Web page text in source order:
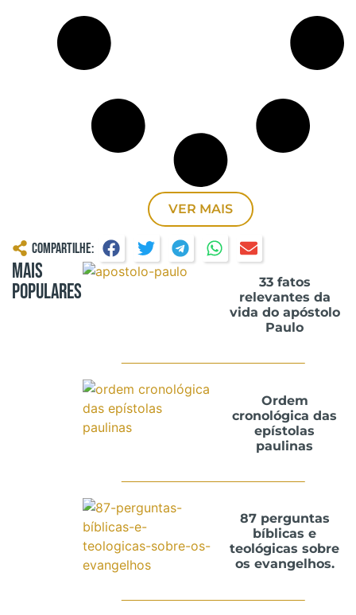
VER MAIS
Compartilhe:
Mais
Populares
33 fatos
relevantes da
vida do apóstolo
Paulo
Ordem
cronológica das
epístolas
paulinas
87 perguntas
bíblicas e
teológicas sobre
os evangelhos.